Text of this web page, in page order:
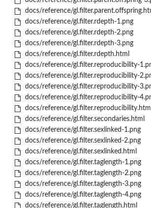
docs/reference/
docs/reference/gl.filter.rdepth-1.png
docs/reference/gl.filter.rdepth-2.png
docs/reference/gl.filter.rdepth-3.png
docs/reference/gl.filter.rdepth.html
docs/reference/gl.filter.reproducibility-
docs/reference/gl.filter.reproducibility-
docs/reference/gl.filter.reproducibility-
docs/reference/gl.filter.reproducibility-
docs/reference/gl.filter.reproducibility.html
docs/reference/gl.filter.secondaries.html
docs/reference/gl.filter.sexlinked-1.png
docs/reference/gl.filter.sexlinked-2.png
docs/reference/gl.filter.sexlinked.html
docs/reference/gl.filter.taglength-1.png
docs/reference/gl.filter.taglength-2.png
docs/reference/gl.filter.taglength-3.png
docs/reference/gl.filter.taglength-4.png
docs/reference/gl.filter.taglength.html